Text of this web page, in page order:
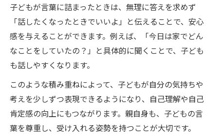
子どもが言葉に詰まったときは、無理に答えを求めず
「話したくなったときでいいよ」と伝えることで、安心
感を与えることができます。例えば、「今日は家でどん
なことをしていたの？」と具体的に聞くことで、子ども
も話しやすくなります。
このような積み重ねによって、子どもが自分の気持ちや
考えを少しずつ表現できるようになり、自己理解や自己
肯定感の向上にもつながります。親自身も、子どもの言
葉を尊重し、受け入れる姿勢を持つことが大切です。